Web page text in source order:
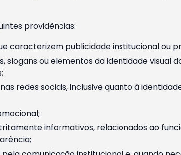
providências:
caracterizem publicidade institucional ou
ou elementos da identidade visual
redes sociais, inclusive quanto à
informativos, relacionados ao